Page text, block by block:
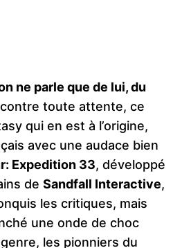
ne parle que de lui, du
toute attente, ce
qui en est à l’origine,
avec une audace bien
Expedition 33, développé
de Sandfall Interactive,
les critiques, mais
une onde de choc
les pionniers du